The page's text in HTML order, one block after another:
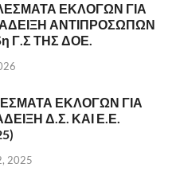
ΕΚΛΟΓΩΝ ΓΙΑ
ΑΝΤΙΠΡΟΣΩΠΩΝ
Γ.Σ ΤΗΣ ΔΟΕ.
ΕΚΛΟΓΩΝ ΓΙΑ
Δ.Σ. ΚΑΙ Ε.Ε.
2025